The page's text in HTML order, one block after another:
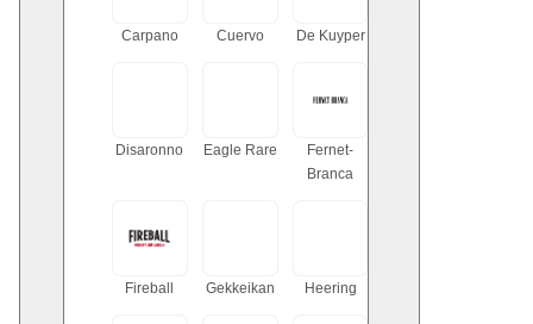
Carpano Cuervo De Kuyper
Disaronno Eagle Rare
Fernet-
Branca
Fireball Gekkeikan Heering